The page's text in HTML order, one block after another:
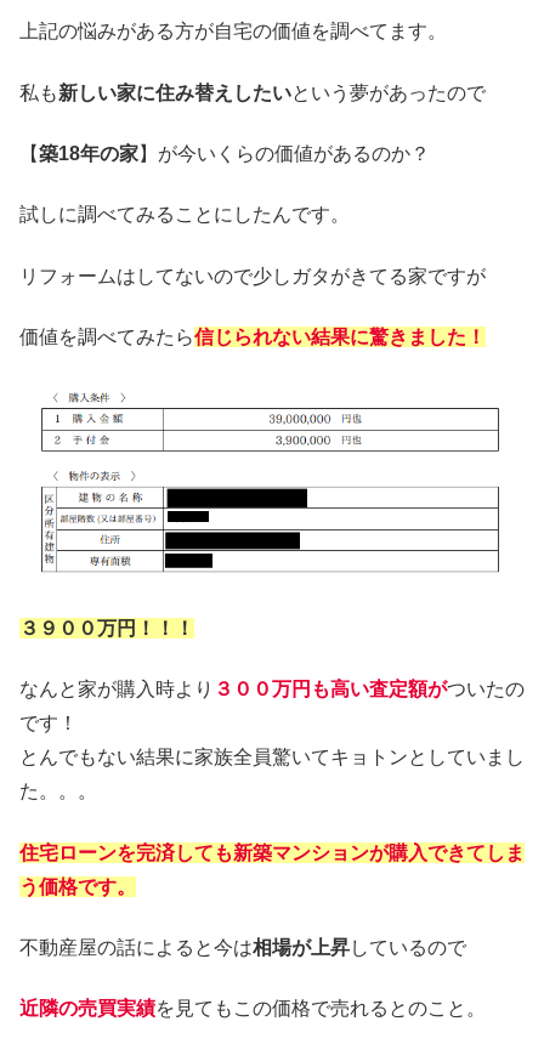
上記の悩みがある方が自宅の価値を調べてます。
私も新しい家に住み替えしたいという夢があったので
【築18年の家】が今いくらの価値があるのか？
試しに調べてみることにしたんです。
リフォームはしてないので少しガタがきてる家ですが
価値を調べてみたら信じられない結果に驚きました！
３９００万円！！！
なんと家が購入時より ３００万円 も高い査定額がついたの
です！
とんでもない結果に家族全員驚いてキョトンとしていまし
た。。。
住宅ローンを完済しても新築マンションが購入できてしま
う価格です。
不動産屋の話によると今は相場が上昇しているので
近隣の売買実績を見てもこの価格で売れるとのこと。